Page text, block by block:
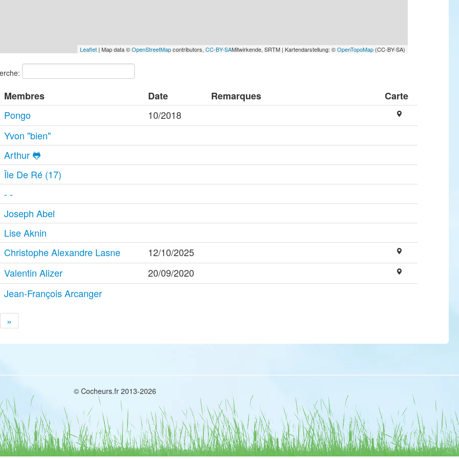
Leaflet| Map data ©OpenStreetMapcontributors, CC-BY-SAMitwirkende, SRTM | Kartendarstellung: ©OpenTopoMap(CC-BY-SA)
Membres Date Remarques
Carte
Pongo
10/2018
Yvon "bien"
Arthur 🐸
Île De Ré (17)
- -
Joseph Abel
Lise Aknin
Christophe Alexandre Lasne
12/10/2025
Valentin Alizer
20/09/2020
Jean-François Arcanger
»
© Cocheurs.fr 2013-2026